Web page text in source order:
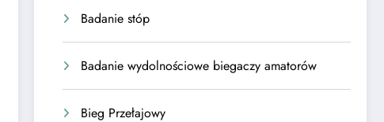
Badanie stóp
Badanie wydolnościowe biegaczy amatorów
Bieg Przełajowy